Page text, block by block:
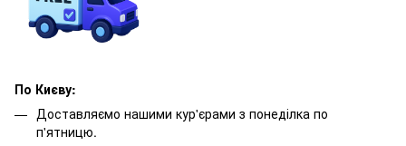
По Києву:
Доставляємо нашими кур'єрами з понеділка по
п'ятницю.